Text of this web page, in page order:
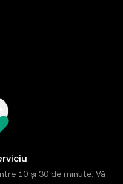
10 și 30 de minute. Vă